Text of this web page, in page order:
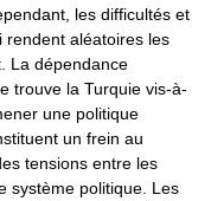
les difficultés et
rendent aléatoires les
La dépendance
trouve la Turquie vis-à-
une politique
un frein au
tensions entre les
système politique. Les